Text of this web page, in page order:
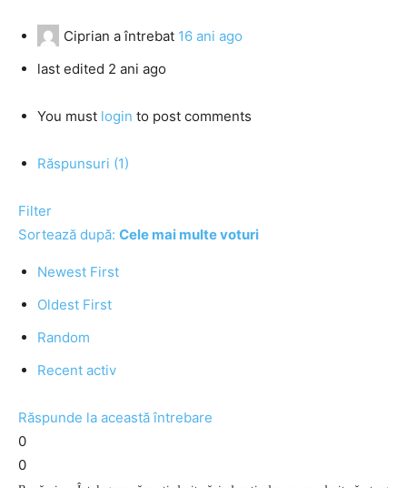
Ciprian a întrebat 16 ani ago
last edited 2 ani ago
You must login to post comments
Răspunsuri (1)
Filter
Sortează după: Cele mai multe voturi
Newest First
Oldest First
Random
Recent activ
Răspunde la această întrebare
0
0